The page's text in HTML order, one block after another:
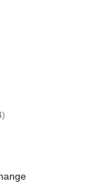
個
の)